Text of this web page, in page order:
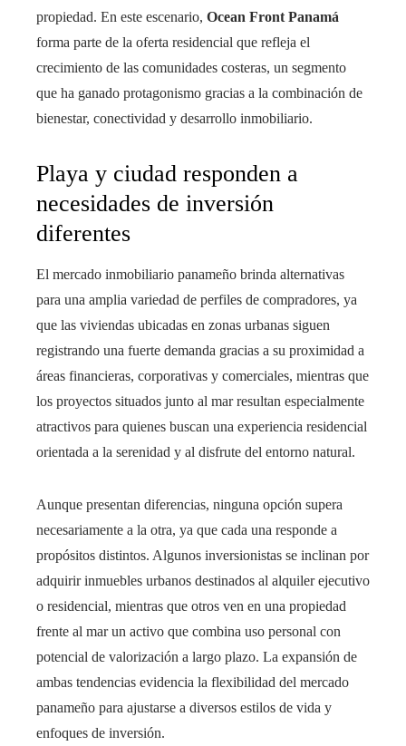
propiedad. En este escenario, Ocean Front Panamá
forma parte de la oferta residencial que refleja el
crecimiento de las comunidades costeras, un segmento
que ha ganado protagonismo gracias a la combinación de
bienestar, conectividad y desarrollo inmobiliario.
Playa y ciudad responden a
necesidades de inversión
diferentes
El mercado inmobiliario panameño brinda alternativas
para una amplia variedad de perfiles de compradores, ya
que las viviendas ubicadas en zonas urbanas siguen
registrando una fuerte demanda gracias a su proximidad a
áreas financieras, corporativas y comerciales, mientras que
los proyectos situados junto al mar resultan especialmente
atractivos para quienes buscan una experiencia residencial
orientada a la serenidad y al disfrute del entorno natural.
Aunque presentan diferencias, ninguna opción supera
necesariamente a la otra, ya que cada una responde a
propósitos distintos. Algunos inversionistas se inclinan por
adquirir inmuebles urbanos destinados al alquiler ejecutivo
o residencial, mientras que otros ven en una propiedad
frente al mar un activo que combina uso personal con
potencial de valorización a largo plazo. La expansión de
ambas tendencias evidencia la flexibilidad del mercado
panameño para ajustarse a diversos estilos de vida y
enfoques de inversión.